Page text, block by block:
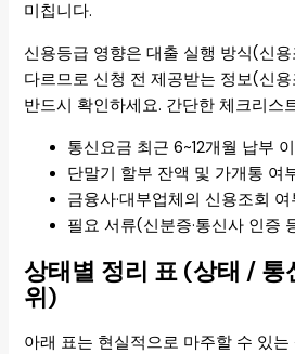
미칩니다.
신용등급 영향은 대출 실행 방식(신
다르므로 신청 전 제공받는 정보(신
반드시 확인하세요. 간단한 체크리스
통신요금 최근 6~12개월 납부
단말기 할부 잔액 및 가개통 여
금융사·대부업체의 신용조회
필요 서류(신분증·통신사 인증
상태별 정리 표 (상태 /
위)
아래 표는 현실적으로 마주할 수 있